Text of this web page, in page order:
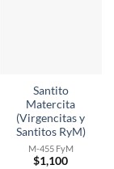
Santito
Matercita
(Virgencitas y
Santitos RyM)
M-455 FyM
$1,100